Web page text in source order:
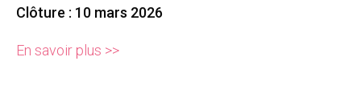
Clôture : 10 mars 2026
En savoir plus >>